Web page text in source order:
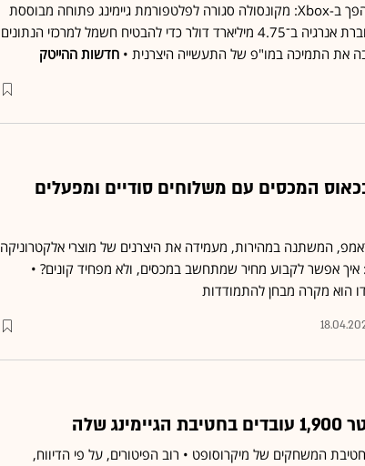
חדשים • מיקרוסופט בוחנת מהפך ב-Xbox: מקונסולה סגורה לפלטפורמת גיימינג פתוחה מבוססת
Windows • אלפאבית קונה חברת אנרגיה ב־4.75 מיליארד דולר כדי להבטיח חשמל למרכזי הנתונים
את התמיכה במו"פ של התעשייה היצרנית • חדשות ההייטק
בכאוס המכסים עם משלוחים סודיים ומפעלים
המשתנה במהירות, מעמידה את היצרנים של מוצרי אלקטרוניקה
איך אפשר לקבוע מחיר שמתחשב במכסים, ולא מפחיד קונים? •
שלה
מייצגים כ-8% מכלל חטיבת המשחקים של מיקרוסופט • רוב הפיטורים, על פי הדיווח,